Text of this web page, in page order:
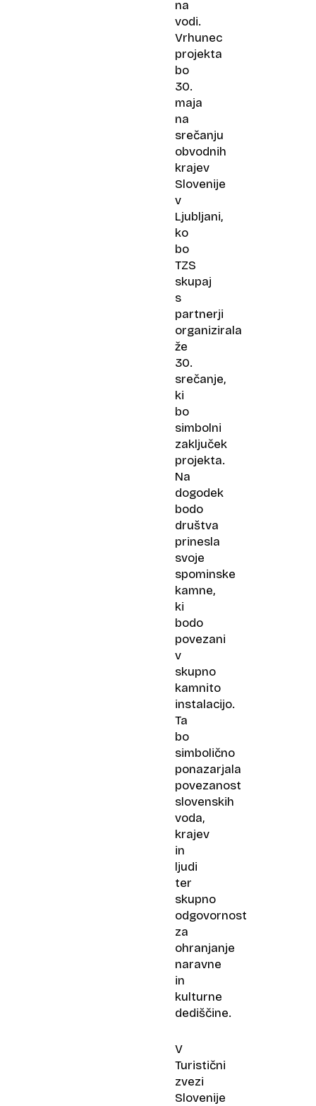
na
vodi.
Vrhunec
projekta
bo
30.
maja
na
srečanju
obvodnih
krajev
Slovenije
v
Ljubljani,
ko
bo
TZS
skupaj
s
partnerji
organizirala
že
30.
srečanje,
ki
bo
simbolni
zaključek
projekta.
Na
dogodek
bodo
društva
prinesla
svoje
spominske
kamne,
ki
bodo
povezani
v
skupno
kamnito
instalacijo.
Ta
bo
simbolično
ponazarjala
povezanost
slovenskih
voda,
krajev
in
ljudi
ter
skupno
odgovornost
za
ohranjanje
naravne
in
kulturne
dediščine.
V
Turistični
zvezi
Slovenije